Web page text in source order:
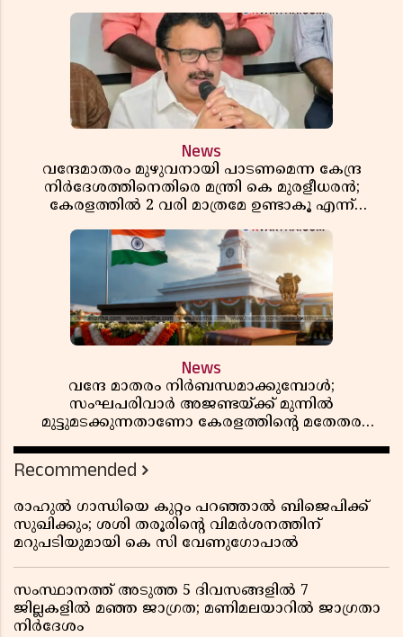
News
വന്ദേമാതരം മുഴുവനായി പാടണമെന്ന കേന്ദ്ര
നിർദേശത്തിനെതിരെ മന്ത്രി കെ മുരളീധരൻ;
കേരളത്തിൽ 2 വരി മാത്രമേ ഉണ്ടാകൂ എന്ന്
News
വന്ദേ മാതരം നിർബന്ധമാക്കുമ്പോൾ;
സംഘപരിവാർ അജണ്ടയ്ക്ക് മുന്നിൽ
മുട്ടുമടക്കുന്നതാണോ കേരളത്തിന്റെ മതേതര
Recommended
രാഹുൽ ഗാന്ധിയെ കുറ്റം പറഞ്ഞാൽ ബിജെപിക്ക്
സുഖിക്കും; ശശി തരൂരിന്റെ വിമർശനത്തിന്
മറുപടിയുമായി കെ സി വേണുഗോപാൽ
സംസ്ഥാനത്ത് അടുത്ത 5 ദിവസങ്ങളിൽ 7
ജില്ലകളിൽ മഞ്ഞ ജാഗ്രത; മണിമലയാറിൽ ജാഗ്രതാ
നിർദേശം